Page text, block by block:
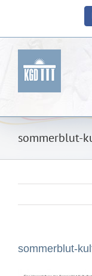
sommerblut-
sommerblut-